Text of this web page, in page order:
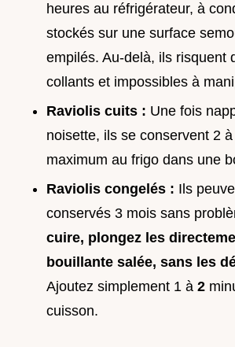
heures au réfrigérateur, à
stockés sur une surface
empilés. Au-delà, ils risquent
collants et impossibles à
Raviolis cuits : Une fois
noisette, ils se conservent 2
maximum au frigo dans une
Raviolis congelés : Ils
conservés 3 mois sans
cuire, plongez les
bouillante salée, sans les
Ajoutez simplement 1 à 2
cuisson.